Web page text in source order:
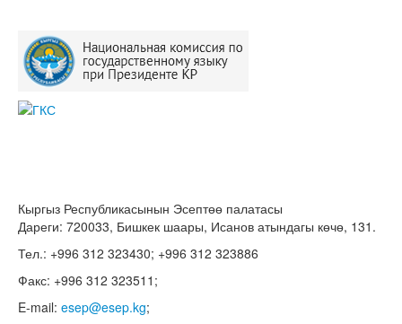
Кыргыз Республикасынын Эсептөө палатасы
Дареги: 720033, Бишкек шаары, Исанов атындагы көчө, 131.
Тел.: +996 312 323430; +996 312 323886
Факс: +996 312 323511;
E-mail: esep@esep.kg;